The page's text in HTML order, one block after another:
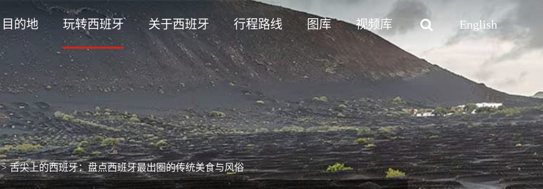
目的地 玩转西班牙 关于西班牙 行程路线 图库 视频库 English
> 舌尖上的西班牙：盘点西班牙最出圈的传统美食与风俗